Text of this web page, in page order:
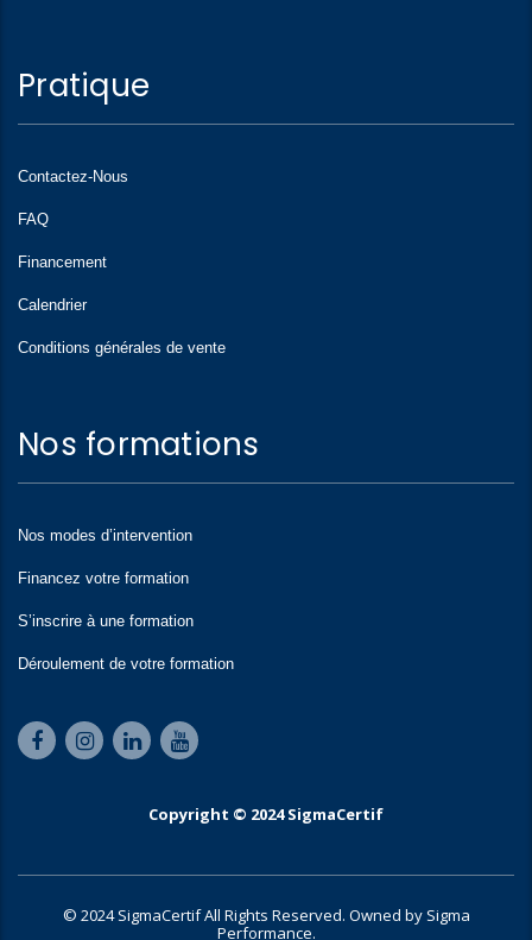
Pratique
Contactez-Nous
FAQ
Financement
Calendrier
Conditions générales de vente
Nos formations
Nos modes d’intervention
Financez votre formation
S’inscrire à une formation
Déroulement de votre formation
Copyright © 2024 SigmaCertif
© 2024 SigmaCertif All Rights Reserved. Owned by Sigma
Performance.